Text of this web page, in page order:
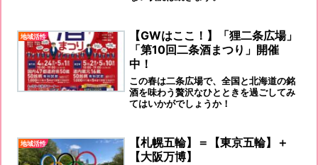
地域活性
【GWはここ！】「狸二条広場」
「第10回二条酒まつり」開催
中！
この春は二条広場で、全国と北海道の銘
酒を味わう贅沢なひとときを過ごしてみ
てはいかがでしょうか！
地域活性
【札幌五輪】＝【東京五輪】＋
【大阪万博】